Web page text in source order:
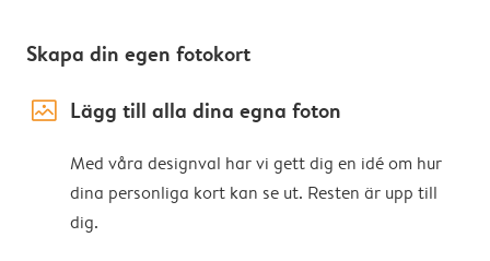
Skapa din egen fotokort
image_placeholder Lägg till alla dina egna foton
Med våra designval har vi gett dig en idé om hur
dina personliga kort kan se ut. Resten är upp till
dig.